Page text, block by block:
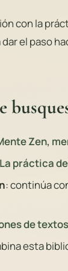
con la
el paso
Zen,
La práctica
: continúa
de
esta